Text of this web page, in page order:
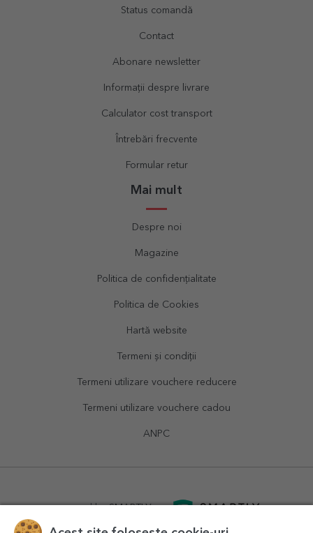
Status comandă
Contact
Abonare newsletter
Informații despre livrare
Calculator cost transport
Întrebări frecvente
Formular retur
Mai mult
Despre noi
Magazine
Politica de confidențialitate
Politica de Cookies
Hartă website
Termeni și condiții
Termeni utilizare vouchere reducere
Termeni utilizare vouchere cadou
ANPC
powered bySMARTLY.ro